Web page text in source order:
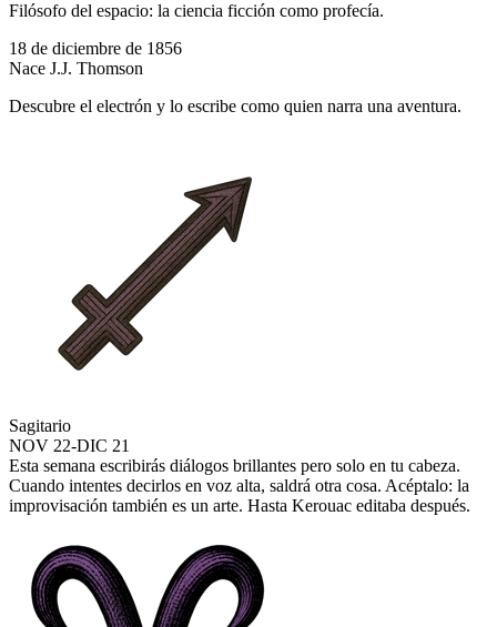
Filósofo del espacio: la ciencia ficción como profecía.
18 de diciembre de 1856
Nace J.J. Thomson
Descubre el electrón y lo escribe como quien narra una aventura.
Sagitario
NOV 22-DIC 21
Esta semana escribirás diálogos brillantes pero solo en tu cabeza.
Cuando intentes decirlos en voz alta, saldrá otra cosa. Acéptalo: la
improvisación también es un arte. Hasta Kerouac editaba después.